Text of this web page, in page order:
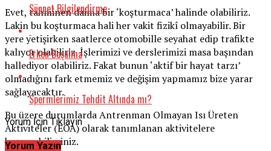
Evet, tahminen daima bir ‘koşturmaca’ halinde olabiliriz.
Lakin bu koşturmaca hali her vakit fizikî olmayabilir. Bir
yere yetişirken saatlerce otomobille seyahat edip trafikte
kalıyor olabiliriz. İşlerimizi ve derslerimizi masa başından
hallediyor olabiliriz. Fakat bunun ‘aktif bir hayat tarzı’
olmadığını fark etmemiz ve değişim yapmamız bize yarar
sağlayacaktır.
Bu üzere durumlarda Antrenman Olmayan Isı Üreten
Aktiviteler (EOA) olarak tanımlanan aktivitelere
başvurabilirsiniz.
Sünnet Bilgilendirme
Erken Boşalma
Spermlerimiz Tehdit Altında mı?
Yorum İçin Tıklayın
Yorum Yazın